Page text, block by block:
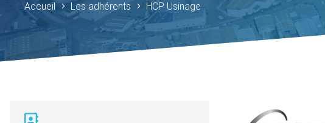
Accueil Les adhérents HCP Usinage